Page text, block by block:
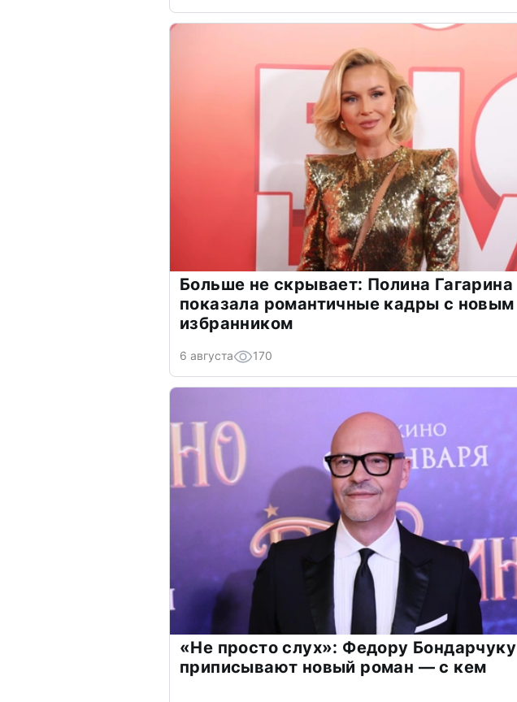
Больше не скрывает: Полина Гагарина
показала романтичные кадры с новым
избранником
6 августа 170
«Не просто слух»: Федору Бондарчуку
приписывают новый роман — с кем